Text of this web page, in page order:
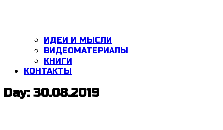
ИДЕИ И МЫСЛИ
ВИДЕОМАТЕРИАЛЫ
КНИГИ
КОНТАКТЫ
Day: 30.08.2019